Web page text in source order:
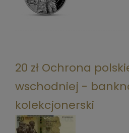
20 zł Ochrona
wschodniej -
kolekcjonerski